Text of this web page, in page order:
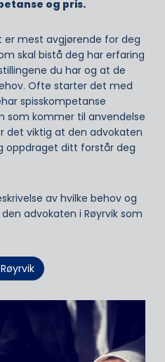
og pris.
er mest avgjørende for deg
skal bistå deg har erfaring
du har og at de
Ofte starter det med
spisskompetanse
som kommer til anvendelse
det viktig at den advokaten
oppdraget ditt forstår deg
av hvilke behov og
advokaten i Røyrvik som